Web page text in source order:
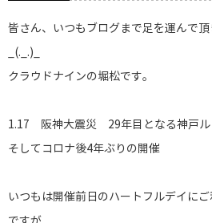
皆さん、いつもブログまで足を運んで
_(._.)_
クラウドナインの堀松です。
1.17 阪神大震災 29年目となる神戸ル
そしてコロナ後4年ぶりの開催
いつもは開催前日のハートフルデイに